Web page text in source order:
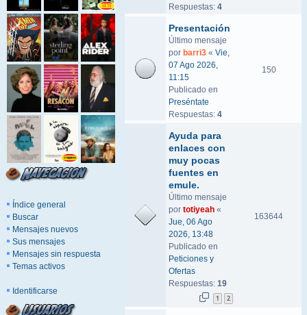
Índice general
Buscar
Mensajes nuevos
Sus mensajes
Mensajes sin respuesta
Temas activos
Identificarse
Respuestas: 4
Presentación
Último mensaje
por barri3 « Vie,
07 Ago 2026,
11:15
Publicado en
Preséntate
Respuestas: 4
150
Ayuda para
enlaces con
muy pocas
fuentes en
emule.
Último mensaje
por totiyeah «
Jue, 06 Ago
2026, 13:48
Publicado en
Peticiones y
Ofertas
Respuestas: 19
1 2
163644